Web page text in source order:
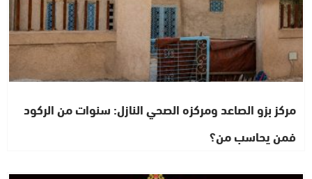
مركز بزو الصاعد ومركزه الصحي النازل: سنوات من الركود
فمن يحاسب من؟